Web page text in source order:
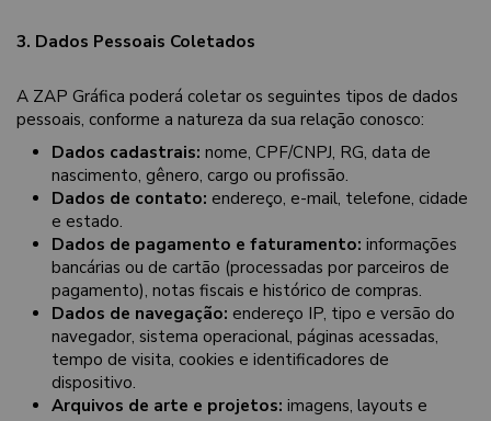
3. Dados Pessoais Coletados
A ZAP Gráfica poderá coletar os seguintes tipos de dados
pessoais, conforme a natureza da sua relação conosco:
Dados cadastrais: nome, CPF/CNPJ, RG, data de
nascimento, gênero, cargo ou profissão.
Dados de contato: endereço, e-mail, telefone, cidade
e estado.
Dados de pagamento e faturamento: informações
bancárias ou de cartão (processadas por parceiros de
pagamento), notas fiscais e histórico de compras.
Dados de navegação: endereço IP, tipo e versão do
navegador, sistema operacional, páginas acessadas,
tempo de visita, cookies e identificadores de
dispositivo.
Arquivos de arte e projetos: imagens, layouts e